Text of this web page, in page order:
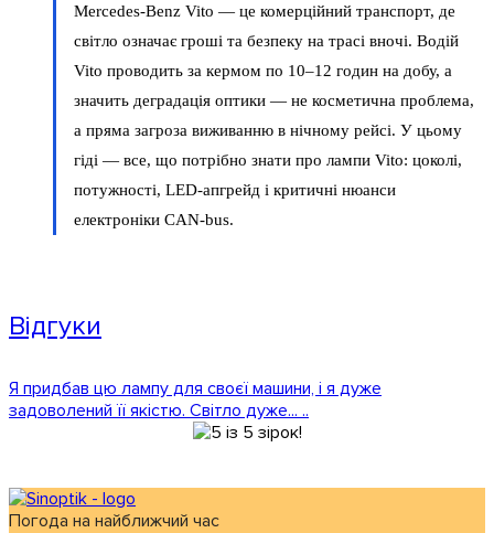
Mercedes-Benz Vito — це комерційний транспорт, де
світло означає гроші та безпеку на трасі вночі. Водій
Vito проводить за кермом по 10–12 годин на добу, а
значить деградація оптики — не косметична проблема,
а пряма загроза виживанню в нічному рейсі. У цьому
гіді — все, що потрібно знати про лампи Vito: цоколі,
потужності, LED-апгрейд і критичні нюанси
електроніки CAN-bus.
Відгуки
Я придбав цю лампу для своєї машини, і я дуже
задоволений її якістю. Світло дуже... ..
Погода на найближчий час